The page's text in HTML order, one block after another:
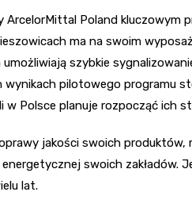
Poland kluczowym
ma na swoim
szybkie
pilotowego programu
Polsce planuje rozpocząć ich
jakości swoich produktów,
swoich zakładów.
lat.